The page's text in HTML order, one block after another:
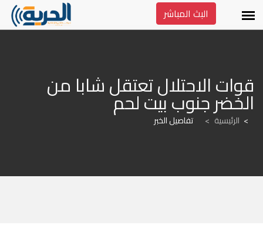
البث المباشر
الخضر جنوب بيت لحم
الرئيسية > تفاصيل الخبر